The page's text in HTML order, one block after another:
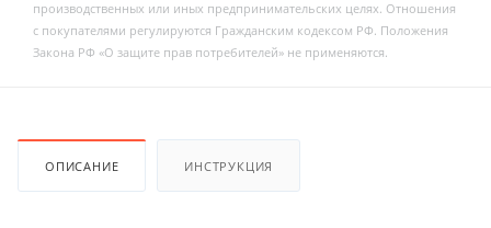
производственных или иных предпринимательских целях. Отношения
с покупателями регулируются Гражданским кодексом РФ. Положения
Закона РФ «О защите прав потребителей» не применяются.
ОПИСАНИЕ ИНСТРУКЦИЯ